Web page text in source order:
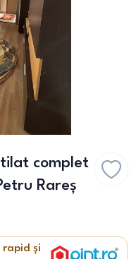
complet
Rareș
și